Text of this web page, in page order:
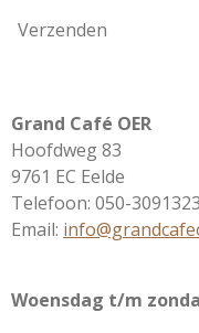
Verzenden
Grand Café OER
Hoofdweg 83
9761 EC Eelde
Telefoon: 050-3091323
Email:
Woensdag t/m